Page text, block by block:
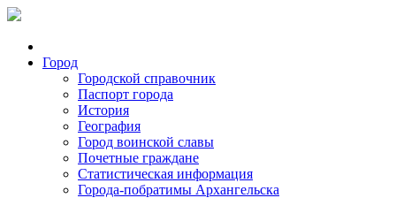
Город
Городской справочник
Паспорт города
История
География
Город воинской славы
Почетные граждане
Статистическая информация
Города-побратимы Архангельска